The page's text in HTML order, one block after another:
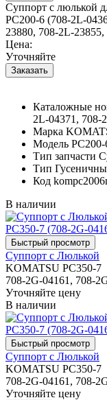
Суппорт с люлькой
PC200-6 (708-2L-
23880, 708-2L-
Цена:
Уточняйте
Каталожные
2L-04371, 708-
Марка
Модель PC200-
Тип запчасти
Тип
Код
В наличии
Суппорт с Люлькой
KOMATSU PC350-7
708-2G-04161, 708-
Уточняйте цену
В наличии
Суппорт с Люлькой
KOMATSU PC350-7
708-2G-04161, 708-
Уточняйте цену